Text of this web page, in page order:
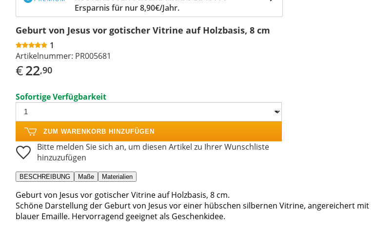
Ersparnis für nur 8,90€/Jahr.
Geburt von Jesus vor gotischer Vitrine auf Holzbasis, 8 cm
1
Artikelnummer: PR005681
€22,90
Sofortige Verfügbarkeit
ZUM WARENKORB HINZUFÜGEN
Bitte melden Sie sich an, um diesen Artikel zu Ihrer Wunschliste
hinzuzufügen
BESCHREIBUNG Maße Materialien
Geburt von Jesus vor gotischer Vitrine auf Holzbasis, 8 cm.
Schöne Darstellung der Geburt von Jesus vor einer hübschen silbernen Vitrine, angereichert mit
blauer Emaille. Hervorragend geeignet als Geschenkidee.